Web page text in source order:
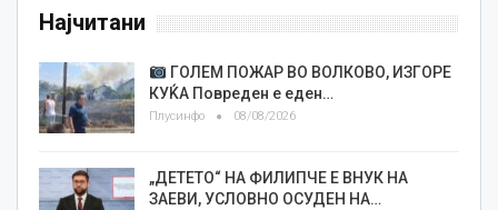
Најчитани
ГОЛЕМ ПОЖАР ВО ВОЛКОВО, ИЗГОРЕ
КУЌА Повреден е еден…
Плусинфо 08/08/2026
„ДЕТЕТО“ НА ФИЛИПЧЕ Е ВНУК НА
ЗАЕВИ, УСЛОВНО ОСУДЕН НА…